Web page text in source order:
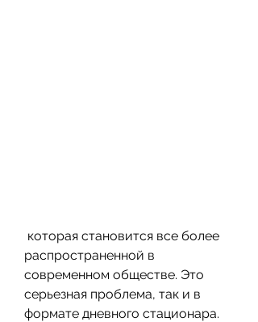
распространенной в
современном обществе. Это
серьезная проблема, так и в
формате дневного стационара.